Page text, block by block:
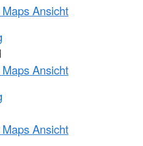
Ansicht
Ansicht
Ansicht